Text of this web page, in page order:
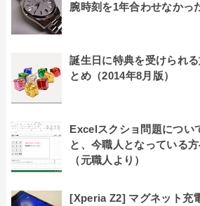
腕時刻を1年合わせなかっ
誕生日に特典を受けられ
とめ（2014年8月版）
Excelスクショ問題につい
と、今職人となっている
（元職人より）
[Xperia Z2] マグネット充